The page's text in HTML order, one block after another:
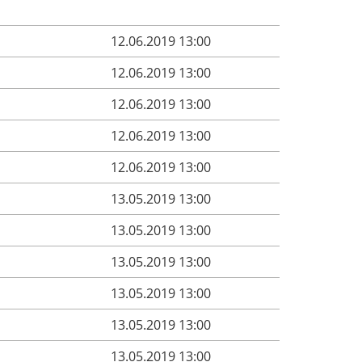
12.06.2019 13:00
12.06.2019 13:00
12.06.2019 13:00
12.06.2019 13:00
12.06.2019 13:00
13.05.2019 13:00
13.05.2019 13:00
13.05.2019 13:00
13.05.2019 13:00
13.05.2019 13:00
13.05.2019 13:00